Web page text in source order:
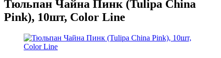
Тюльпан Чайна Пинк (Tulipa China
Pink), 10шт, Color Line